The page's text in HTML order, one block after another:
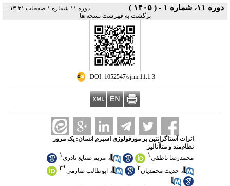
دوره ۱۱، شماره ۱ - ( ۱۴۰۵ ) دوره ۱۱ شماره ۱ صفحات ۲۱-۱۳ |
برگشت به فهرست نسخه ها
‎ DOI: 1052547/sjrm.11.1.3
اثرات آستاگزانتین بر مورفولوژی اسپرم انسان: یک مرور
نظام‌مند و متاآنالیز
محمدرضا ناطقی۱ ، مریم صنایع نادری۱
، حدیث محمدیان۲ ، ابوطالب صارمی*۳